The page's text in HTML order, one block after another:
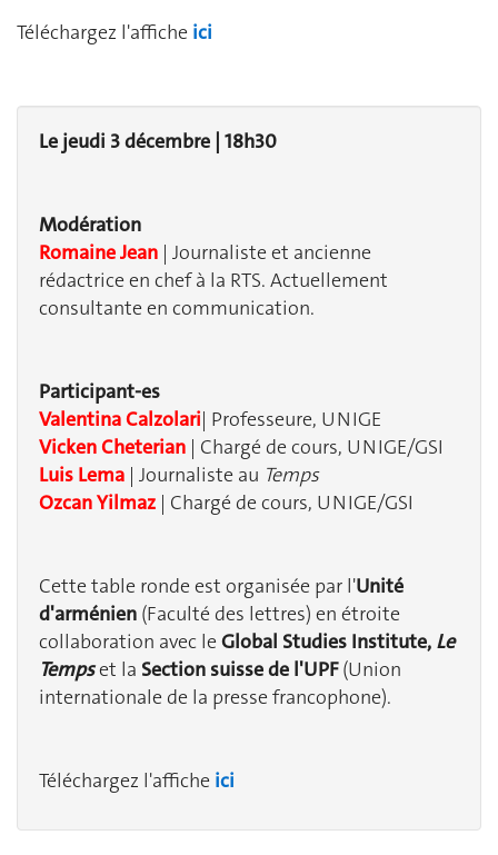
Téléchargez l'affiche ici
Le jeudi 3 décembre | 18h30
Modération
Romaine Jean | Journaliste et ancienne
rédactrice en chef à la RTS. Actuellement
consultante en communication.
Participant-es
Valentina Calzolari| Professeure, UNIGE
Vicken Cheterian | Chargé de cours, UNIGE/GSI
Luis Lema | Journaliste au Temps
Ozcan Yilmaz | Chargé de cours, UNIGE/GSI
Cette table ronde est organisée par l'Unité
d'arménien (Faculté des lettres) en étroite
collaboration avec leGlobal Studies Institute, Le
Tempset la Section suisse de l'UPF(Union
internationale de la presse francophone).
Téléchargez l'affiche ici